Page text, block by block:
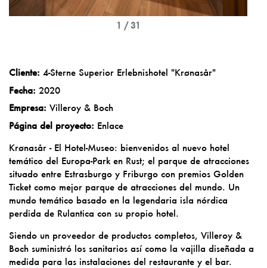
1 / 31
Cliente: 4-Sterne Superior Erlebnishotel "Krønasår"
Fecha: 2020
Empresa: Villeroy & Boch
Página del proyecto: Enlace
Krønasår - El Hotel-Museo: bienvenidos al nuevo hotel
temático del Europa-Park en Rust; el parque de atracciones
situado entre Estrasburgo y Friburgo con premios Golden
Ticket como mejor parque de atracciones del mundo. Un
mundo temático basado en la legendaria isla nórdica
perdida de Rulantica con su propio hotel.
Siendo un proveedor de productos completos, Villeroy &
Boch suministró los sanitarios así como la vajilla diseñada a
medida para las instalaciones del restaurante y el bar.